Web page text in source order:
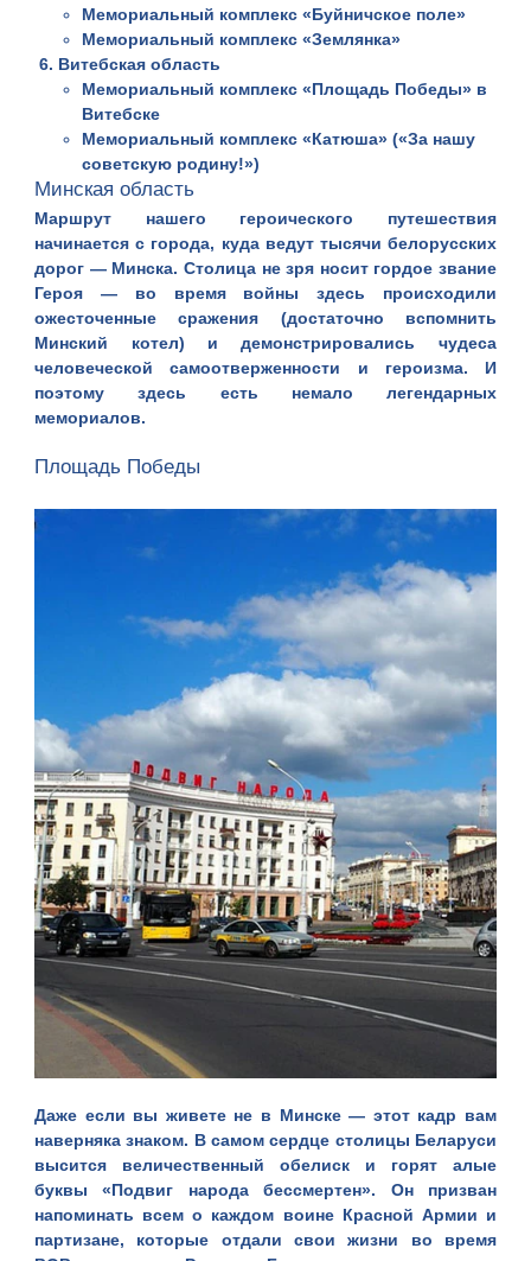
Мемориальный комплекс «Буйничское поле»
Мемориальный комплекс «Землянка»
Витебская область
Мемориальный комплекс «Площадь Победы» в
Витебске
Мемориальный комплекс «Катюша» («За нашу
советскую родину!»)
Минская область
Маршрут нашего героического путешествия
начинается с города, куда ведут тысячи белорусских
дорог — Минска. Столица не зря носит гордое звание
Героя — во время войны здесь происходили
ожесточенные сражения (достаточно вспомнить
Минский котел) и демонстрировались чудеса
человеческой самоотверженности и героизма. И
поэтому здесь есть немало легендарных
мемориалов.
Площадь Победы
Даже если вы живете не в Минске — этот кадр вам
наверняка знаком. В самом сердце столицы Беларуси
высится величественный обелиск и горят алые
буквы «Подвиг народа бессмертен». Он призван
напоминать всем о каждом воине Красной Армии и
партизане, которые отдали свои жизни во время